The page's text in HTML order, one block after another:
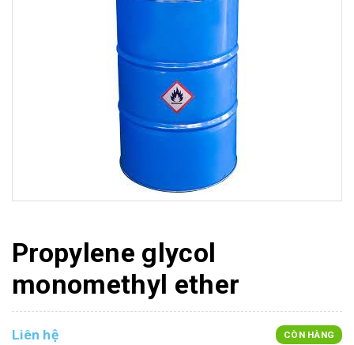
Propylene glycol
monomethyl ether
Liên hệ CÒN HÀNG